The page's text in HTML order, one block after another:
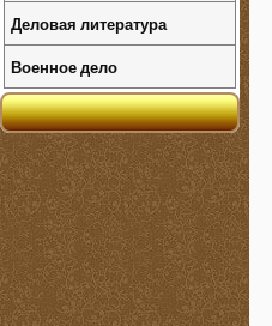
Деловая литература
Военное дело